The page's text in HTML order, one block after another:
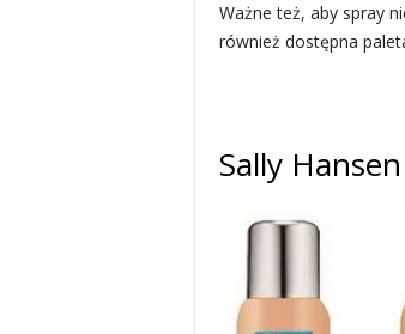
Ważne też, aby spray
również dostępna
Sally